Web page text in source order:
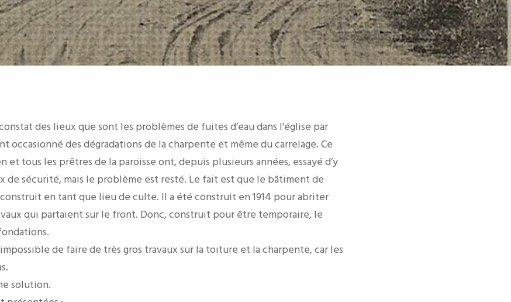
des lieux que sont les problèmes de fuites d’eau dans l’église par
occasionné des dégradations de la charpente et même du carrelage. Ce
et tous les prêtres de la paroisse ont, depuis plusieurs années, essayé d’y
de sécurité, mais le problème est resté. Le fait est que le bâtiment de
construit en tant que lieu de culte. Il a été construit en 1914 pour abriter
qui partaient sur le front. Donc, construit pour être temporaire, le
de faire de très gros travaux sur la toiture et la charpente, car les
solution.